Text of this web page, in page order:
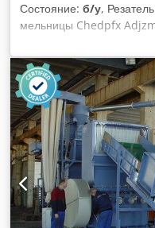
Состояние: б/у,
мельницы Chedpfx
HERBOLD Тип: SMS 45/
рамой, двигателем,
без подачи/выгрузки и
ножи: 5 Статорные
Ширина ротора: 600 мм
Привод: 75 кВт